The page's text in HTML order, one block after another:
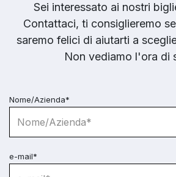
Sei interessato ai nostri
Contattaci, ti consiglieremo
saremo felici di aiutarti a
Non vediamo l'ora di
Nome/Azienda*
e-mail*